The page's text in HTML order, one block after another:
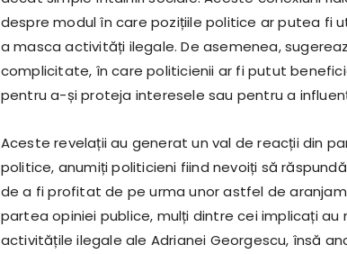
despre modul în care pozițiile politice ar putea fi
a masca activități ilegale. De asemenea,
complicitate, în care politicienii ar fi putut
pentru a-și proteja interesele sau pentru a
Aceste revelații au generat un val de reacții din
politice, anumiți politicieni fiind nevoiți să
de a fi profitat de pe urma unor astfel de
partea opiniei publice, mulți dintre cei implicați au
activitățile ilegale ale Adrianei Georgescu, însă